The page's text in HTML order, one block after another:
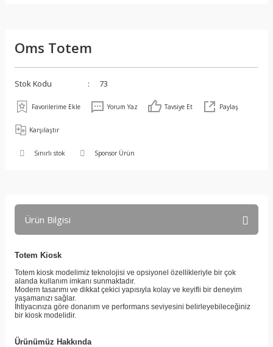
Oms Totem
Stok Kodu 73
Yorum Yaz Tavsiye Et Paylaş
Karşılaştır
Sınırlı stok Sponsor Ürün
Ürün Bilgisi
Totem Kiosk
Totem kiosk modelimiz teknolojisi ve opsiyonel özellikleriyle bir çok
alanda kullanım imkanı sunmaktadır.
Modern tasarımı ve dikkat çekici yapısıyla kolay ve keyifli bir deneyim
yaşamanızı sağlar.
İhtiyacınıza göre donanım ve performans seviyesini belirleyebileceğiniz
bir kiosk modelidir.
Ürünümüz Hakkında